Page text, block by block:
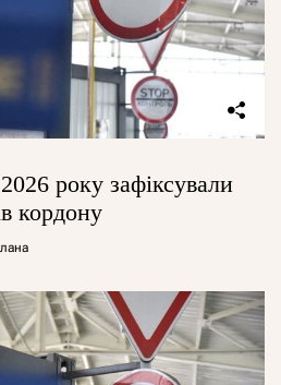
року зафіксували
кордону